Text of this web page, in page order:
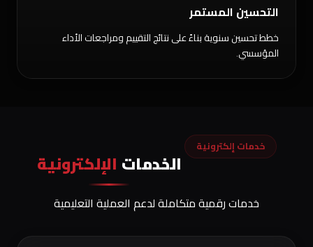
التحسين المستمر
خطط تحسين سنوية بناءً على نتائج التقييم ومراجعات الأداء
المؤسسي.
خدمات إلكترونية
الخدمات الإلكترونية
خدمات رقمية متكاملة لدعم العملية التعليمية